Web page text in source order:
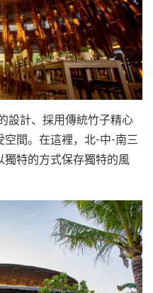
設計、採用傳統竹子精心
間。在這裡，北-中-南三
特的方式保存獨特的風